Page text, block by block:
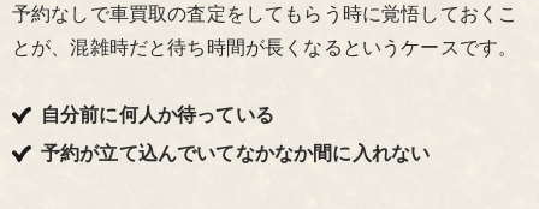
予約なしで車買取の査定をしてもらう時に覚悟しておくこ
とが、混雑時だと待ち時間が長くなるというケースです。
自分前に何人か待っている
予約が立て込んでいてなかなか間に入れない